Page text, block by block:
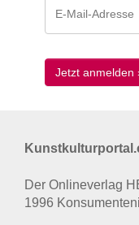
Der Onlineverlag
1996